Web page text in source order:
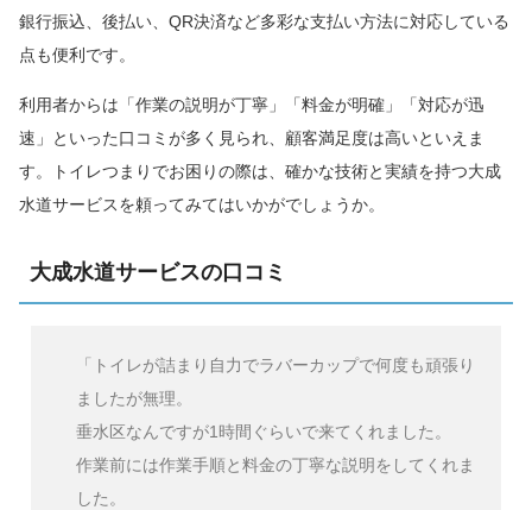
銀行振込、後払い、QR決済など多彩な支払い方法に対応している
点も便利です。
利用者からは「作業の説明が丁寧」「料金が明確」「対応が迅
速」といった口コミが多く見られ、顧客満足度は高いといえま
す。トイレつまりでお困りの際は、確かな技術と実績を持つ大成
水道サービスを頼ってみてはいかがでしょうか。
大成水道サービスの口コミ
「トイレが詰まり自力でラバーカップで何度も頑張り
ましたが無理。
垂水区なんですが1時間ぐらいで来てくれました。
作業前には作業手順と料金の丁寧な説明をしてくれま
した。